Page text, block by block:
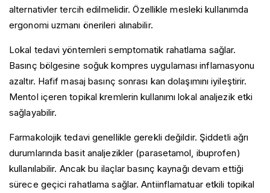
alternativler tercih edilmelidir. Özellikle mesleki kullanımda
ergonomi uzmanı önerileri alınabilir.
Lokal tedavi yöntemleri semptomatik rahatlama sağlar.
Basınç bölgesine soğuk kompres uygulaması inflamasyonu
azaltır. Hafif masaj basınç sonrası kan dolaşımını iyileştirir.
Mentol içeren topikal kremlerin kullanımı lokal analjezik etki
sağlayabilir.
Farmakolojik tedavi genellikle gerekli değildir. Şiddetli ağrı
durumlarında basit analjezikler (parasetamol, ibuprofen)
kullanılabilir. Ancak bu ilaçlar basınç kaynağı devam ettiği
sürece geçici rahatlama sağlar. Antiinflamatuar etkili topikal